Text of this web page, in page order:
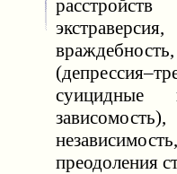
суицидные
преодоления